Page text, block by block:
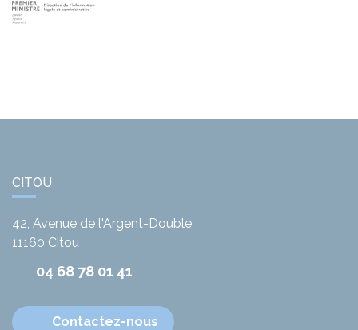
CITOU
42, Avenue de l'Argent-Double
11160 Citou
04 68 78 01 41
Contactez-nous